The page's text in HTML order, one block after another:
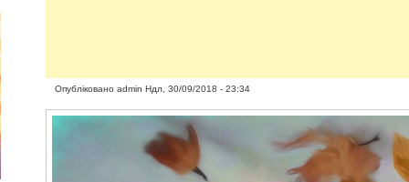
Опублікованоadmin Ндл, 30/09/2018 - 23:34